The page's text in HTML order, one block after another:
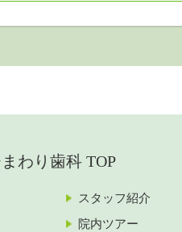
わり歯科 TOP
スタッフ紹介
院内ツアー